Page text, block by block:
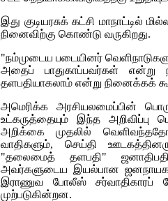
இது குடியரசுக் கட்சி
நினைவிற்கு கொண்டு வருகிறது.
"நம்முடைய படையினர்
அதைப் பாதுகாப்பவர்கள்
தளபதியாகலாம் என்று நினைக்கக்
அமெரிக்க அரசியலமைப்பின்
உட்கருத்தையும் இந்த
அறிக்கை முதலில்
வாதிகளும், செய்தி
"தலைமைத் தளபதி"
அவர்களுடைய இயல்பான ஜனநாயக
இராணுவ போலீஸ் சர்வாதிகாரப்
முற்படுகின்றன.